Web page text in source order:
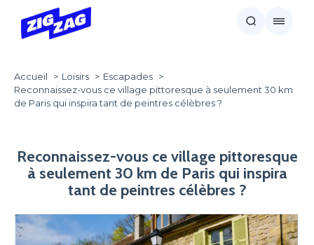
Accueil Loisirs
Escapades
Reconnaissez-vous ce village pittoresque à seulement 30 km
de Paris qui inspira tant de peintres célèbres ?
Reconnaissez-vous ce village pittoresque
à seulement 30 km de Paris qui inspira
tant de peintres célèbres ?